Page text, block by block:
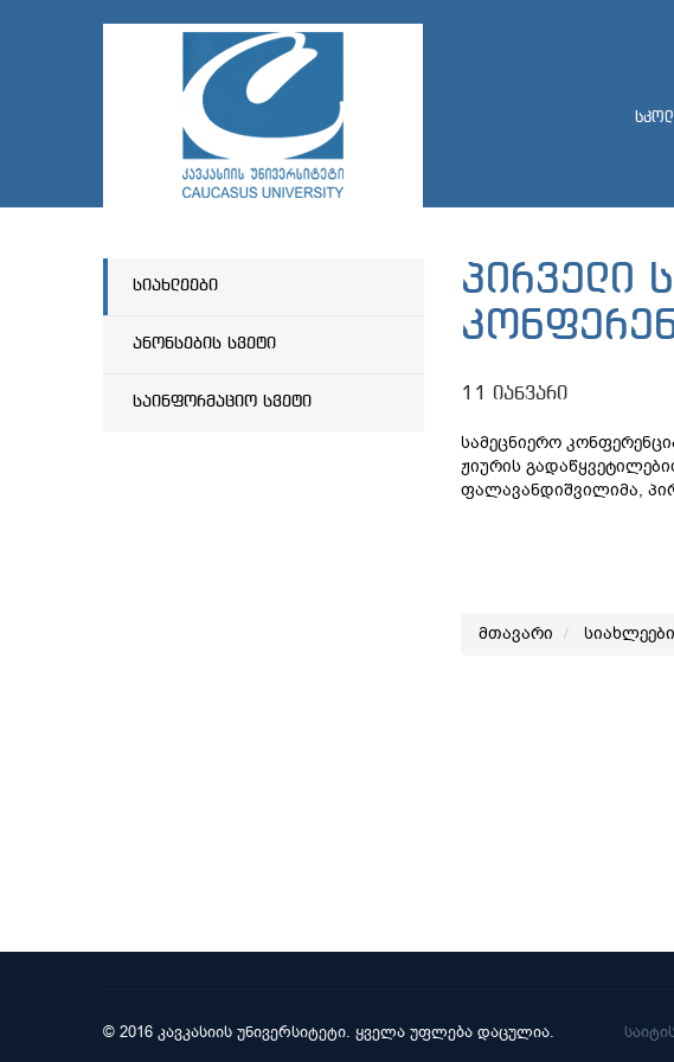
სიახლეები
ანონსების სვეტი
საინფორმაციო სვეტი
პირველი
11 იანვარი
სამეცნიერო
ჟიურის
ფალავანდიშვილიმა,
მთავარი სიახლეები
© 2016 კავკასიის უნივერსიტეტი. ყველა უფლება დაცულია.